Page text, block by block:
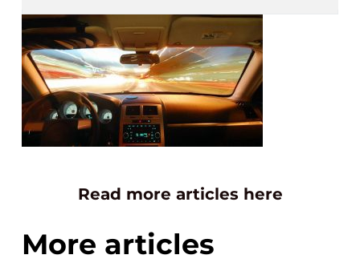
Read more articles here
More articles